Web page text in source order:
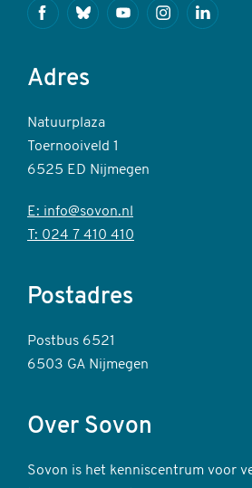
FacebookBlueskyYoutubeInstagramLinkedin
Adres
Natuurplaza
Toernooiveld 1
6525 ED Nijmegen
E: info@sovon.nl
T: 024 7 410 410
Postadres
Postbus 6521
6503 GA Nijmegen
Over Sovon
Sovon is het kenniscentrum voor